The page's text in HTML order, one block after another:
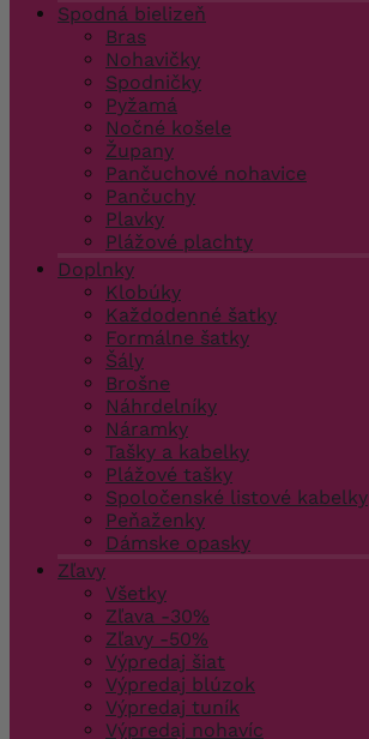
Spodná bielizeň
Bras
Nohavičky
Spodničky
Pyžamá
Nočné košele
Župany
Pančuchové nohavice
Pančuchy
Plavky
Plážové plachty
Doplnky
Klobúky
Každodenné šatky
Formálne šatky
Šály
Brošne
Náhrdelníky
Náramky
Tašky a kabelky
Plážové tašky
Spoločenské listové kabelky
Peňaženky
Dámske opasky
Zľavy
Všetky
Zľava -30%
Zľavy -50%
Výpredaj šiat
Výpredaj blúzok
Výpredaj tuník
Výpredaj nohavíc